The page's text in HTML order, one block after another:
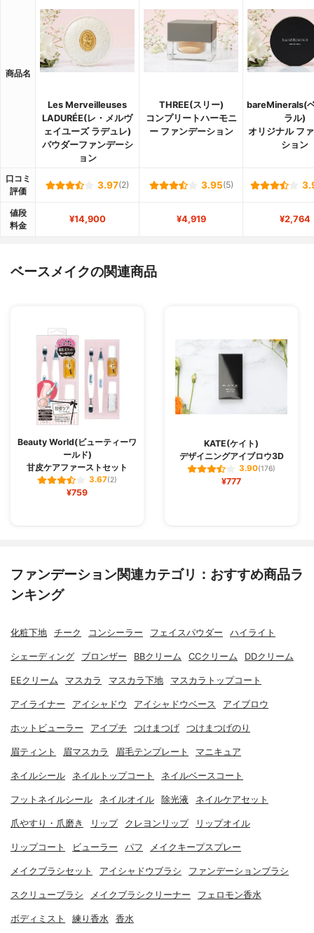
商品名
Les Merveilleuses
LADURÉE(レ・メルヴ
ェイユーズ ラデュレ)
パウダーファンデーシ
ョン
THREE(スリー)
コンプリートハーモニ
ー ファンデーション
bareMinerals(
ラル)
オリジナル フ
ション
口コミ
評価
3.97(2) 3.95(5)
値段
料金
¥14,900 ¥4,919 ¥2,764
ベースメイクの関連商品
Beauty World(ビューティーワ
ールド)
甘皮ケアファーストセット
3.67(2)
¥759
KATE(ケイト)
デザイニングアイブロウ3D
3.90(176)
¥777
ファンデーション関連カテゴリ：おすすめ商品ラ
ンキング
化粧下地 チーク コンシーラー フェイスパウダー ハイライト
シェーディング ブロンザー BBクリーム CCクリーム DDクリーム
EEクリーム マスカラ マスカラ下地 マスカラトップコート
アイライナー アイシャドウ アイシャドウベース アイブロウ
ホットビューラー アイプチ つけまつげ つけまつげのり
眉ティント 眉マスカラ 眉毛テンプレート マニキュア
ネイルシール ネイルトップコート ネイルベースコート
フットネイルシール ネイルオイル 除光液 ネイルケアセット
爪やすり・爪磨き リップ クレヨンリップ リップオイル
リップコート ビューラー パフ メイクキープスプレー
メイクブラシセット アイシャドウブラシ ファンデーションブラシ
スクリューブラシ メイクブラシクリーナー フェロモン香水
ボディミスト 練り香水 香水